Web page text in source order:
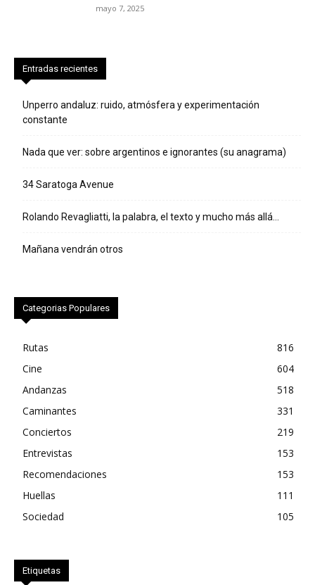
mayo 7, 2025
Entradas recientes
Unperro andaluz: ruido, atmósfera y experimentación
constante
Nada que ver: sobre argentinos e ignorantes (su anagrama)
34 Saratoga Avenue
Rolando Revagliatti, la palabra, el texto y mucho más allá…
Mañana vendrán otros
Categorias Populares
Rutas
816
Cine
604
Andanzas
518
Caminantes
331
Conciertos
219
Entrevistas
153
Recomendaciones
153
Huellas
111
Sociedad
105
Etiquetas